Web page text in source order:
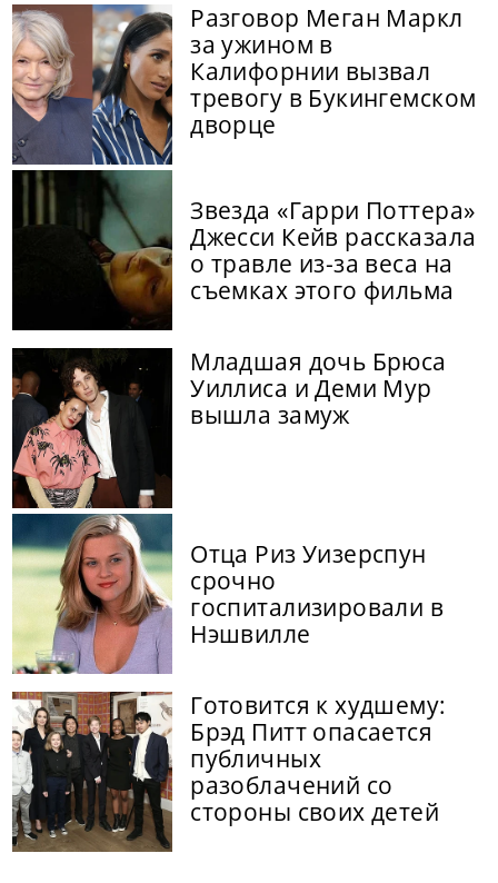
Разговор Меган Маркл
за ужином в
Калифорнии вызвал
тревогу в Букингемском
дворце
Звезда «Гарри Поттера»
Джесси Кейв рассказала
о травле из-за веса на
съемках этого фильма
Младшая дочь Брюса
Уиллиса и Деми Мур
вышла замуж
Отца Риз Уизерспун
срочно
госпитализировали в
Нэшвилле
Готовится к худшему:
Брэд Питт опасается
публичных
разоблачений со
стороны своих детей